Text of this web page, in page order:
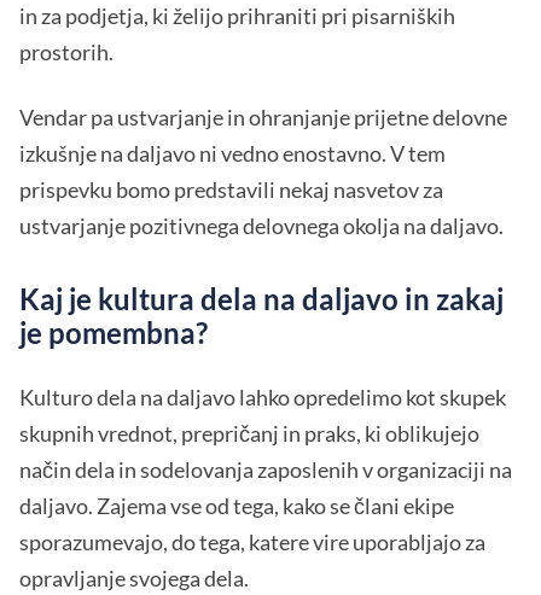
in za podjetja, ki želijo prihraniti pri pisarniških
prostorih.
Vendar pa ustvarjanje in ohranjanje prijetne delovne
izkušnje na daljavo ni vedno enostavno. V tem
prispevku bomo predstavili nekaj nasvetov za
ustvarjanje pozitivnega delovnega okolja na daljavo.
Kaj je kultura dela na daljavo in zakaj
je pomembna?
Kulturo dela na daljavo lahko opredelimo kot skupek
skupnih vrednot, prepričanj in praks, ki oblikujejo
način dela in sodelovanja zaposlenih v organizaciji na
daljavo. Zajema vse od tega, kako se člani ekipe
sporazumevajo, do tega, katere vire uporabljajo za
opravljanje svojega dela.